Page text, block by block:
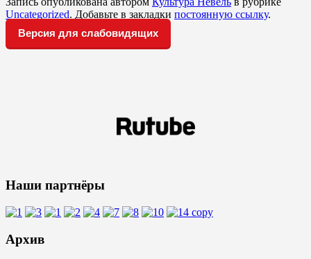
Uncategorized. Добавьте в закладки постоянную ссылку.
Версия для слабовидящих
Наши партнёры
Архив